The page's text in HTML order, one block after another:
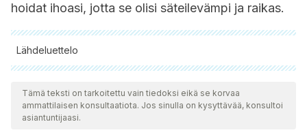
hoidat ihoasi, jotta se olisi säteilevämpi ja raikas.
Lähdeluettelo
Kaikki lainatut lähteet tarkistettiin perusteellisesti tiimimme
toimesta varmistaaksemme niiden laadun, luotettavuuden,
ajantasaisuuden ja pätevyyden. Tämän artikkelin bibliografia
Tämä teksti on tarkoitettu vain tiedoksi eikä se korvaa
ammattilaisen konsultaatiota. Jos sinulla on kysyttävää, konsultoi
asiantuntijaasi.